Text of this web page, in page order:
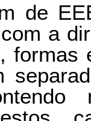
de
a
formas